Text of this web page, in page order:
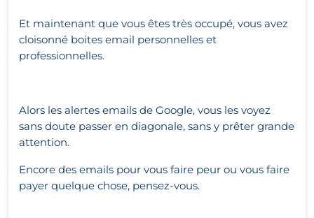
Et maintenant que vous êtes très occupé, vous avez
cloisonné boites email personnelles et
professionnelles.
Alors les alertes emails de Google, vous les voyez
sans doute passer en diagonale, sans y prêter grande
attention.
Encore des emails pour vous faire peur ou vous faire
payer quelque chose, pensez-vous.